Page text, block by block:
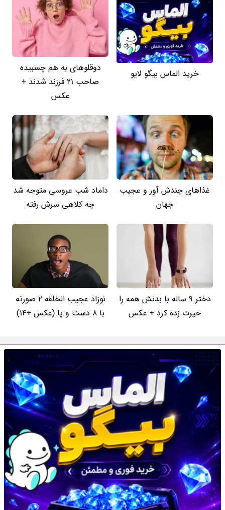
خرید الماس بیگو لایو
دوقلوهای به هم چسبیده
صاحب 21 فرزند شدند +
عکس
غذاهای چندش آور و عجیب
جهان
داماد شب عروسی متوجه شد
چه کلاهی سرش رفته
دختر 9 ساله با بدنش همه را
حیرت زده کرد + عکس
نوزاد عجیب الخلقه 2 صورته
با 8 دست و پا (عکس +14)